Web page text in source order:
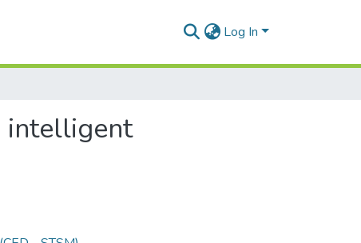
Log In
intelligent